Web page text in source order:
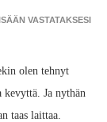
olen tehnyt
kevyttä. Ja nythän
taas laittaa.
VASTATAKSESI